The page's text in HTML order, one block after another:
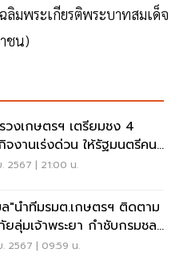
มพระเกียรติพระบาทสมเด็จ
ชน)
วงเกษตรฯ เตรียมชง 4
จงานเร่งด่วน ให้รัฐมนตรีคน
2567 | 21:00 น.
"นำทีมรมต.เกษตรฯ ติดตาม
ลุ่มเจ้าพระยา กำชับกรมชลฯ
ฝนหนัก
2567 | 09:59 น.